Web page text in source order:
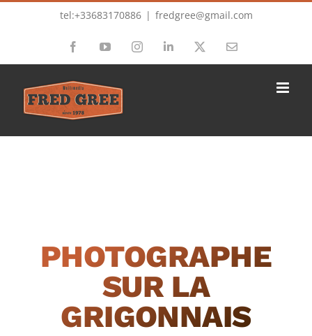
tel:+33683170886 | fredgree@gmail.com
FacebookYouTubeInstagramLinkedIn Email
PHOTOGRAPHE
SUR LA
GRIGONNAIS